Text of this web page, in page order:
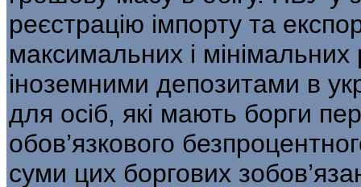
реєстрацію імпорту та
максимальних і мінімальних
іноземними депозитами в
для осіб, які мають борги
обов’язкового
суми цих боргових